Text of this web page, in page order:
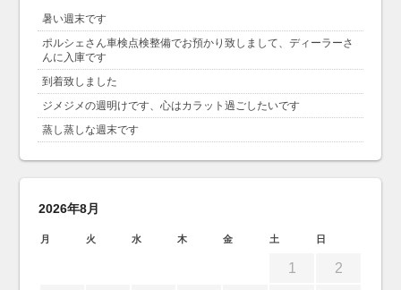
暑い週末です
ポルシェさん車検点検整備でお預かり致しまして、ディーラーさ
んに入庫です
到着致しました
ジメジメの週明けです、心はカラット過ごしたいです
蒸し蒸しな週末です
2026年8月
月 火 水 木 金 土 日
1 2